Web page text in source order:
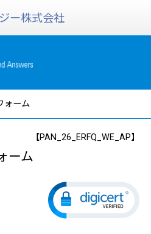
ー株式会社
ォーム
【PAN_26_ERFQ_WE_AP】
ーム